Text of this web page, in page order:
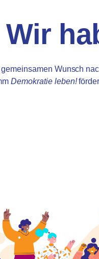
Wunsch
Demokratie leben!